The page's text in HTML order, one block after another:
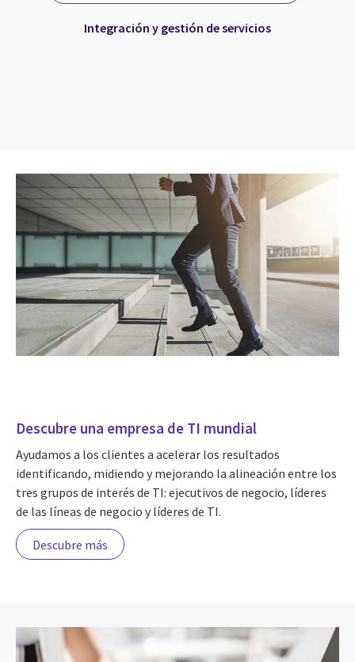
Integración y gestión de servicios
Descubre una empresa de TI mundial
Ayudamos a los clientes a acelerar los resultados
identificando, midiendo y mejorando la alineación entre los
tres grupos de interés de TI: ejecutivos de negocio, líderes
de las líneas de negocio y líderes de TI.
Descubre más